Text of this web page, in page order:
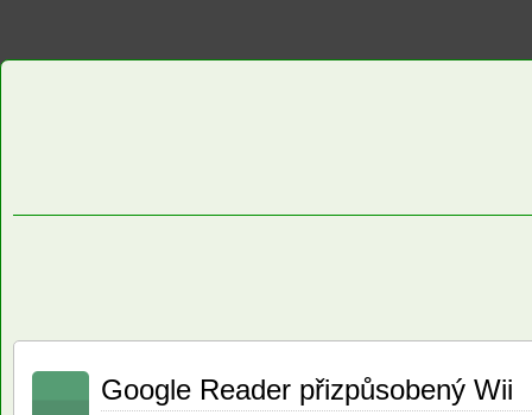
Google Reader přizpůsobený Wii